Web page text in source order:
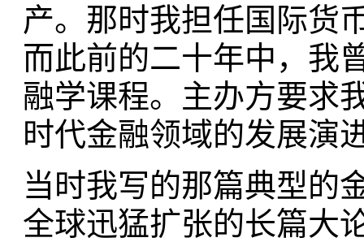
产。那时我担任国际货
而此前的二十年中，我
融学课程。主办方要求
时代金融领域的发展演
当时我写的那篇典型的
全球迅猛扩张的长篇大